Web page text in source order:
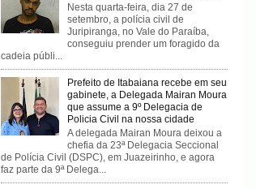
Nesta quarta-feira, dia 27 de
setembro, a polícia civil de
Juripiranga, no Vale do Paraíba,
conseguiu prender um foragido da
cadeia públi...
Prefeito de Itabaiana recebe em seu
gabinete, a Delegada Mairan Moura
que assume a 9º Delegacia de
Policia Civil na nossa cidade
A delegada Mairan Moura deixou a
chefia da 23ª Delegacia Seccional
de Polícia Civil (DSPC), em Juazeirinho, e agora
faz parte da 9ª Delega...